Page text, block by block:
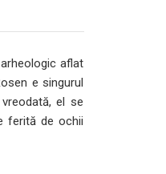
aflat
e singurul
el se
ferită de ochii